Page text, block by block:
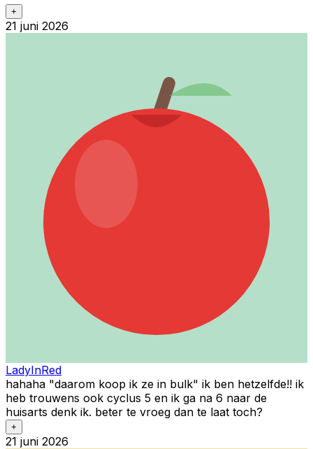
+
21 juni 2026
LadyInRed
hahaha "daarom koop ik ze in bulk" ik ben hetzelfde!! ik
heb trouwens ook cyclus 5 en ik ga na 6 naar de
huisarts denk ik. beter te vroeg dan te laat toch?
+
21 juni 2026